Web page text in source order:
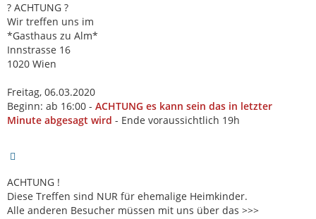
? ACHTUNG ?
Wir treffen uns im
*Gasthaus zu Alm*
Innstrasse 16
1020 Wien
Freitag, 06.03.2020
Beginn: ab 16:00 - ACHTUNG es kann sein das in letzter
Minute abgesagt wird - Ende voraussichtlich 19h
ACHTUNG !
Diese Treffen sind NUR für ehemalige Heimkinder.
Alle anderen Besucher müssen mit uns über das >>>